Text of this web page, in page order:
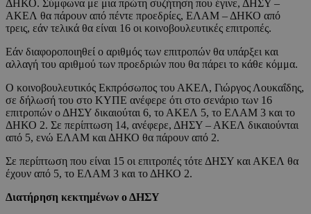
ΔΗΚΟ. Σύμφωνα με μια πρώτη συζήτηση που έγινε, ΔΗΣΥ –
ΑΚΕΛ θα πάρουν από πέντε προεδρίες, ΕΛΑΜ – ΔΗΚΟ από
τρεις, εάν τελικά θα είναι 16 οι κοινοβουλευτικές επιτροπές.
Εάν διαφοροποιηθεί ο αριθμός των επιτροπών θα υπάρξει και
αλλαγή του αριθμού των προεδριών που θα πάρει το κάθε κόμμα.
Ο κοινοβουλευτικός Εκπρόσωπος του ΑΚΕΛ, Γιώργος Λουκαΐδης,
σε δήλωσή του στο ΚΥΠΕ ανέφερε ότι στο σενάριο των 16
επιτροπών ο ΔΗΣΥ δικαιούται 6, το ΑΚΕΛ 5, το ΕΛΑΜ 3 και το
ΔΗΚΟ 2. Σε περίπτωση 14, ανέφερε, ΔΗΣΥ – ΑΚΕΛ δικαιούνται
από 5, ενώ ΕΛΑΜ και ΔΗΚΟ θα πάρουν από 2.
Σε περίπτωση που είναι 15 οι επιτροπές τότε ΔΗΣΥ και ΑΚΕΛ θα
έχουν από 5, το ΕΛΑΜ 3 και το ΔΗΚΟ 2.
Διατήρηση κεκτημένων ο ΔΗΣΥ